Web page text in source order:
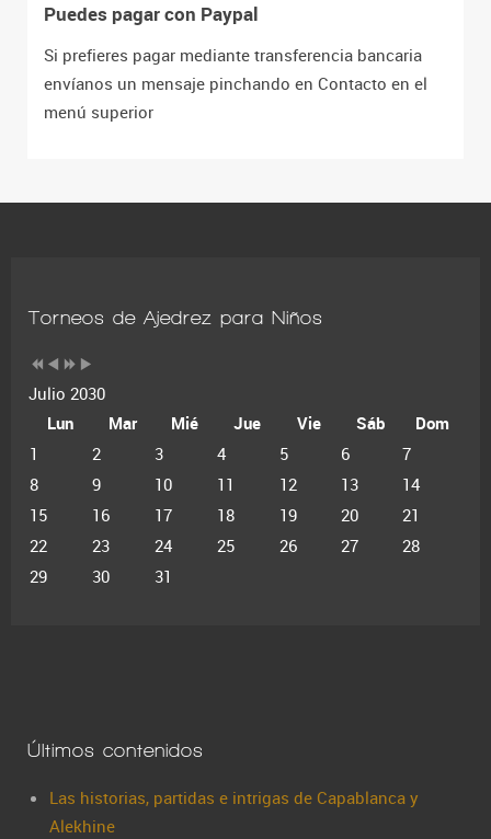
Puedes pagar con Paypal
Si prefieres pagar mediante transferencia bancaria
envíanos un mensaje pinchando en Contacto en el
menú superior
Torneos de Ajedrez para Niños
Julio 2030
Lun
Mar Mié Jue Vie Sáb
Dom
1
2 3 4 5 6
7
8
9 10 11 12 13
14
15
16 17 18 19 20
21
22
23 24 25 26 27
28
29
30 31
Últimos contenidos
Las historias, partidas e intrigas de Capablanca y
Alekhine